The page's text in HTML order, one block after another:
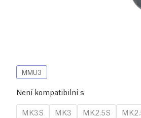
MMU3
Není kompatibilní s
MK3S
MK3 MK2.5S